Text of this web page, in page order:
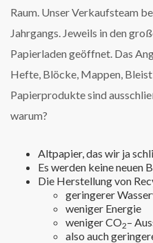
Raum. Unser Verkaufsteam
Jahrgangs. Jeweils in den
Papierladen geöffnet. Das
Hefte, Blöcke, Mappen,
Papierprodukte sind
warum?
Altpapier, das wir ja
Es werden keine neuen
Die Herstellung von
geringerer
weniger Energie
weniger CO2–
also auch